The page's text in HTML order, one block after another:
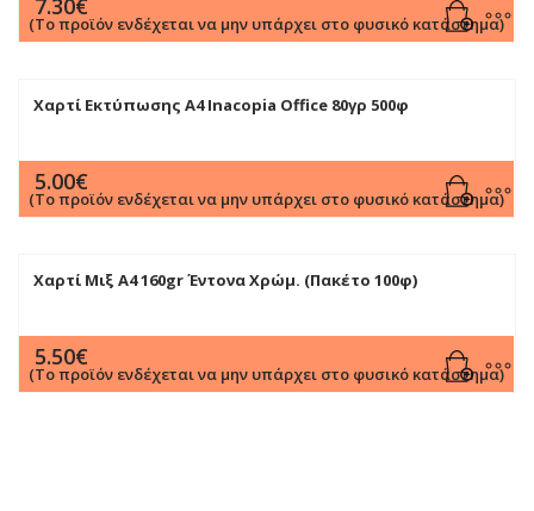
7.30€
(Το προϊόν ενδέχεται να μην υπάρχει στο φυσικό κατάστημα)
Χαρτί Εκτύπωσης Α4 Inacopia Office 80γρ 500φ
5.00€
(Το προϊόν ενδέχεται να μην υπάρχει στο φυσικό κατάστημα)
Χαρτί Μιξ Α4 160gr Έντονα Χρώμ. (Πακέτο 100φ)
5.50€
(Το προϊόν ενδέχεται να μην υπάρχει στο φυσικό κατάστημα)